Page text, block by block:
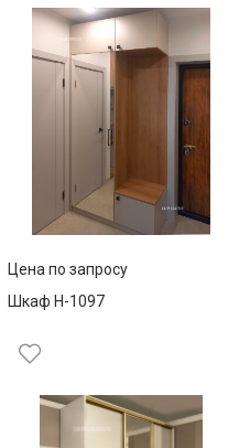
Цена по запросу
Шкаф Н-1097